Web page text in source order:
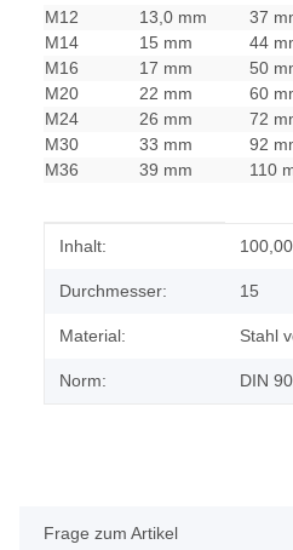
M12
13,0 mm 37
M14
15 mm 44
M16
17 mm 50
M20
22 mm 60
M24
26 mm 72
M30
33 mm 92
M36
39 mm 110
Produkteigenschaft
Wert
Inhalt:
Durchmesser: 15
Material: Stahl
Norm: DIN
Frage zum Artikel